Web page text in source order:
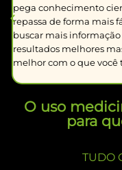
pega conhecimento
repassa de forma mais
buscar mais
resultados melhores
melhor com o que
O uso
para
TUDO